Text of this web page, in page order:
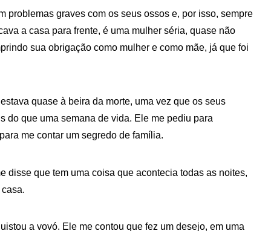
problemas graves com os seus ossos e, por isso, sempre
a casa para frente, é uma mulher séria, quase não
sua obrigação como mulher e como mãe, já que foi
quase à beira da morte, uma vez que os seus
do que uma semana de vida. Ele me pediu para
me contar um segredo de família.
disse que tem uma coisa que acontecia todas as noites,
a vovó. Ele me contou que fez um desejo, em uma